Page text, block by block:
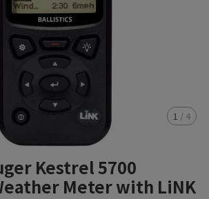
1 / 4
Kestrel 5700
Meter with LiNK